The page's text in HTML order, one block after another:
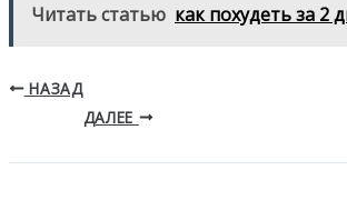
Читать статью как похудеть за 2
НАЗАД
ДАЛЕЕ